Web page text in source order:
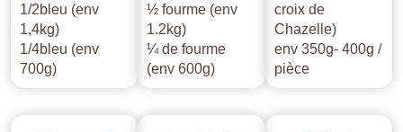
1/2bleu (env
1,4kg)
1/4bleu (env
700g)
½ fourme (env
1.2kg)
¼ de fourme
(env 600g)
croix de
Chazelle)
env 350g- 400g /
pièce